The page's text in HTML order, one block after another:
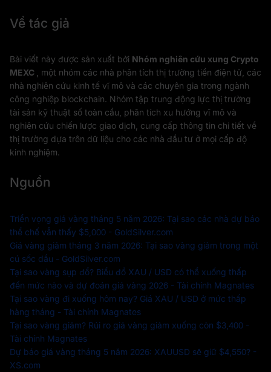
Về tác giả
Bài viết này được sản xuất bởi Nhóm nghiên cứu xung Crypto
MEXC
, một nhóm các nhà phân tích thị trường tiền điện tử, các
nhà nghiên cứu kinh tế vĩ mô và các chuyên gia trong ngành
công nghiệp blockchain. Nhóm tập trung động lực thị trường
tài sản kỹ thuật số toàn cầu, phân tích xu hướng vĩ mô và
nghiên cứu chiến lược giao dịch, cung cấp thông tin chi tiết về
thị trường dựa trên dữ liệu cho các nhà đầu tư ở mọi cấp độ
kinh nghiệm.
Nguồn
Triển vọng giá vàng tháng 5 năm 2026: Tại sao các nhà dự báo
thể chế vẫn thấy $5,000 - GoldSilver.com
Giá vàng giảm tháng 3 năm 2026: Tại sao vàng giảm trong một
cú sốc dầu - GoldSilver.com
Tại sao vàng sụp đổ? Biểu đồ XAU / USD có thể xuống thấp
đến mức nào và dự đoán giá vàng 2026 - Tài chính Magnates
Tại sao vàng đi xuống hôm nay? Giá XAU / USD ở mức thấp
hàng tháng - Tài chính Magnates
Tại sao vàng giảm? Rủi ro giá vàng giảm xuống còn $3,400 -
Tài chính Magnates
Dự báo giá vàng tháng 5 năm 2026: XAUUSD sẽ giữ $4,550? -
XS.com